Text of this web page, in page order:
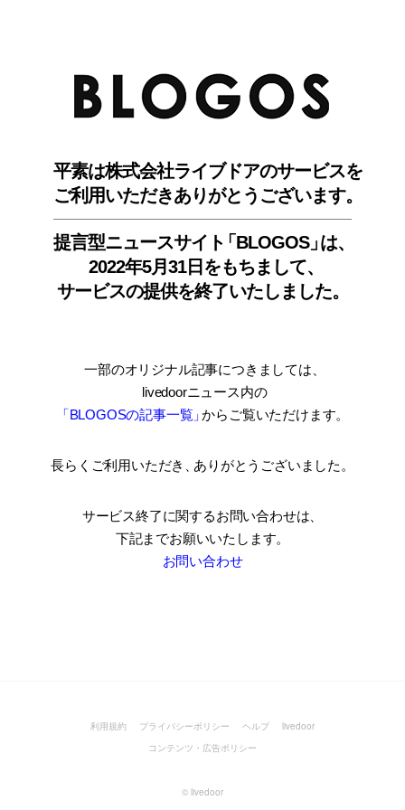
平素は株式会社ライブドアのサービスを
ご利用いただきありがとうございます。
提言型ニュースサイ ト「BLOGOS」は、
2022年5月31日をもちまして、
サービスの提供を終了いたしました。
一部のオリジナル記事につきましては
livedoorニュース内の
「BLOGOSの記事一覧」からご覧いただけます。
長らくご利用いただき ありがとうございました。
サービス終了に関するお問い合わせは、
下記までお願いいたします。
お問い合わせ
利用規約 プライバシーポリシー ヘルプ
livedoor
コンテンツ・広告ポリシー
© livedoor